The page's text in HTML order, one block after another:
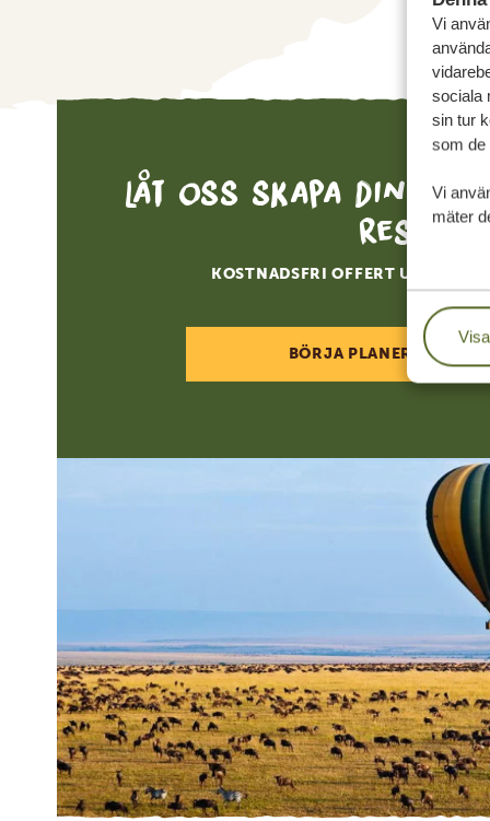
Vi
sociala
sin tur
som de
Vi
mäter
Låt oss skapa din
resa
KOSTNADSFRI OFFERT UTAN
BÖRJA PLANERA DIN